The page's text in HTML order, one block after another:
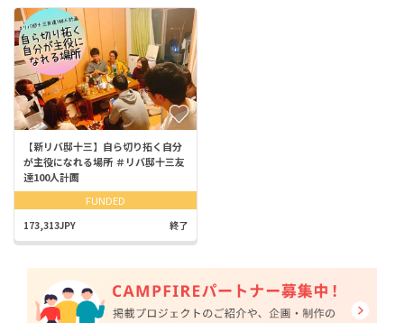
【新リバ邸十三】自ら切り拓く自分
が主役になれる場所 ＃リバ邸十三友
達100人計画
FUNDED
173,313JPY 終了